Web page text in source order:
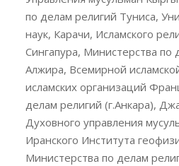
по делам религий Туниса,
наук, Карачи, Исламского
Сингапура, Министерства по
Алжира, Всемирной
исламских организаций
делам религий (г.Анкара),
Духовного управления
Иранского Института
Министерства по делам